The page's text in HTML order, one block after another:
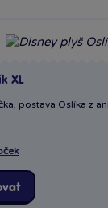
XL
postava Oslíka z